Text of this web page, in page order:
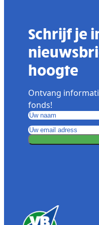
Schrijf je
hoogte
Ontvang
fonds!